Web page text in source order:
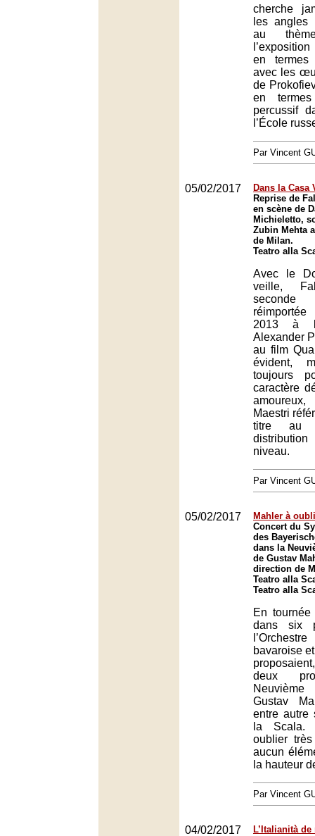
cherche
les angles
au
en termes
avec les
de
en
percussif
l’École
Par Vincent
05/02/2017
Dans la Casa
Reprise de
en scène de
Michieletto,
Zubin Mehta
de Milan.
Teatro alla
Avec le
veille,
2013 à
Alexander
au film
évident,
toujours
caractère
Maestri
titre au
niveau.
Par Vincent
05/02/2017
Mahler à
Concert du
des
dans la
de Gustav
direction de
Teatro alla
Teatro alla
En
dans six
bavaroise
deux
Neuvième
Gustav
entre autre
la Scala.
oublier
aucun
la hauteur
Par Vincent
04/02/2017
L’Italianità